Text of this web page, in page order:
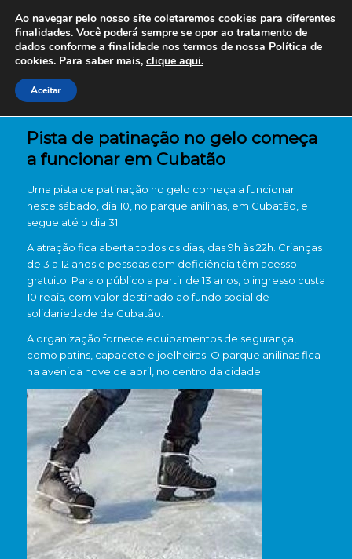
Pista de patinação no gelo começa
a funcionar em Cubatão
Uma pista de patinação no gelo começa a funcionar
neste sábado, dia 10, no parque anilinas, em Cubatão, e
segue até o dia 31.
A atração fica aberta todos os dias, das 9h às 22h. Crianças
de 3 a 12 anos e pessoas com deficiência têm acesso
gratuito. Para o público a partir de 13 anos, o ingresso custa
10 reais, com valor destinado ao fundo social de
solidariedade de Cubatão.
A organização fornece equipamentos de segurança,
como patins, capacete e joelheiras. O parque anilinas fica
na avenida nove de abril, no centro da cidade.
Ao navegar pelo nosso site coletaremos cookies para diferentes
finalidades. Você poderá sempre se opor ao tratamento de
dados conforme a finalidade nos termos de nossa Política de
cookies. Para saber mais, clique aqui.
Aceitar